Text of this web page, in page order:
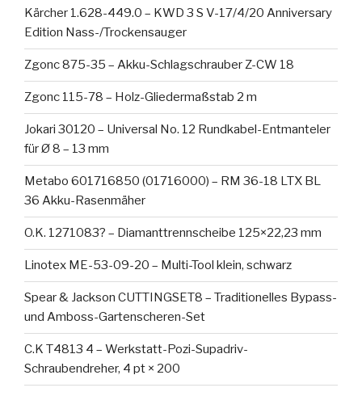
Kärcher 1.628-449.0 – KWD 3 S V-17/4/20 Anniversary
Edition Nass-/Trockensauger
Zgonc 875-35 – Akku-Schlagschrauber Z-CW 18
Zgonc 115-78 – Holz-Gliedermaßstab 2 m
Jokari 30120 – Universal No. 12 Rundkabel-Entmanteler
für Ø 8 – 13 mm
Metabo 601716850 (01716000) – RM 36-18 LTX BL
36 Akku-Rasenmäher
O.K. 1271083? – Diamanttrennscheibe 125×22,23 mm
Linotex ME-53-09-20 – Multi-Tool klein, schwarz
Spear & Jackson CUTTINGSET8 – Traditionelles Bypass-
und Amboss-Gartenscheren-Set
C.K T4813 4 – Werkstatt-Pozi-Supadriv-
Schraubendreher, 4 pt × 200